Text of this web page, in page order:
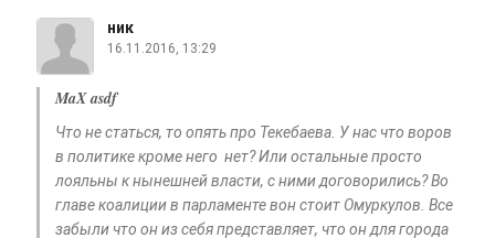
ник
16.11.2016, 13:29
MaX asdf
Что не статься, то опять про Текебаева. У нас что воров
в политике кроме него нет? Или остальные просто
лояльны к нынешней власти, с ними договорились? Во
главе коалиции в парламенте вон стоит Омуркулов. Все
забыли что он из себя представляет, что он для города